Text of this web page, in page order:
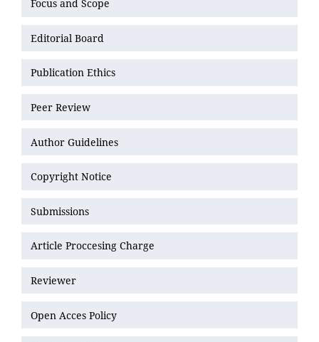
Focus and Scope
Editorial Board
Publication Ethics
Peer Review
Author Guidelines
Copyright Notice
Submissions
Article Proccesing Charge
Reviewer
Open Acces Policy